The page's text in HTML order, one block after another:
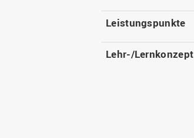
Leistungspunkte
Lehr-/Lernkonzept